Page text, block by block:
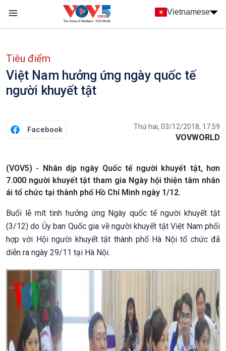
Nhảy đến nội dung
Vietnamese
Tiêu điểm
Việt Nam hưởng ứng ngày quốc tế
người khuyết tật
Facebook Thứ hai, 03/12/2018, 17:59
VOVWORLD
(VOV5) - Nhân dịp ngày Quốc tế người khuyết tật, hơn
7.000 người khuyết tật tham gia Ngày hội thiện tâm nhân
ái tổ chức tại thành phố Hồ Chí Minh ngày 1/12.
Buổi lễ mít tinh hưởng ứng Ngày quốc tế người khuyết tật
(3/12) do Ủy ban Quốc gia về người khuyết tật Việt Nam phối
hợp với Hội người khuyết tật thành phố Hà Nội tổ chức đã
diễn ra ngày 29/11 tại Hà Nội.